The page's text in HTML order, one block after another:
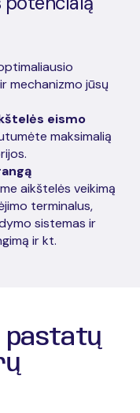
mechanizmo jūsų
eismo
maksimalią
aikštelės veikimą
terminalus,
sistemas ir
ir kt.
pastatų